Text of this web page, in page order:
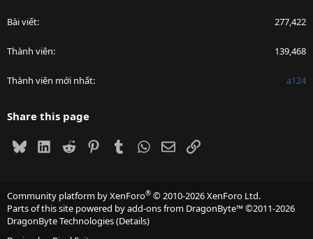
Bài viết 277,422
Thành viên 139,468
Thành viên mới nhất a124
Share this page
BlueskyLinkedIn
Reddit PinterestTumblrWhatsApp
EmailLink
Community platform by XenForo® © 2010-2026 XenForo Ltd.
Parts of this site powered byadd-ons from DragonByte™©2011-2026
DragonByte Technologies(Details)